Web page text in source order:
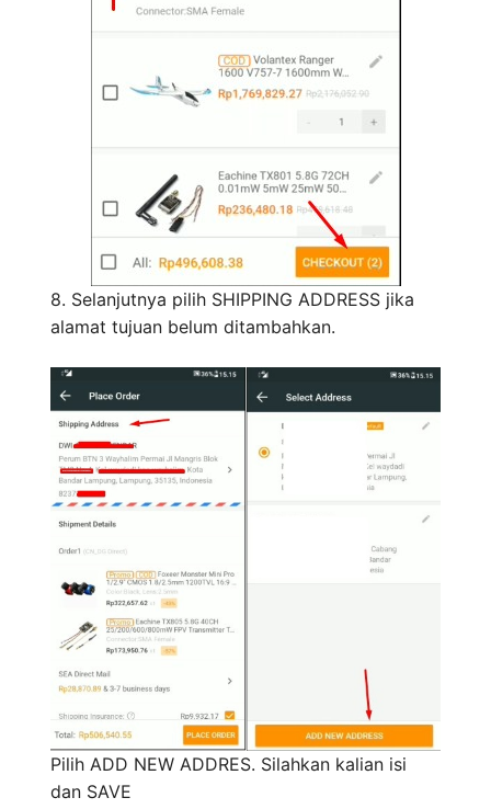
8. Selanjutnya pilih SHIPPING ADDRESS jika
alamat tujuan belum ditambahkan.
Pilih ADD NEW ADDRES. Silahkan kalian isi
dan SAVE